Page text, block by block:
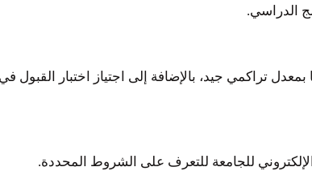
الدراسي.
تراكمي جيد، بالإضافة إلى اجتياز اختبار القبول
للجامعة للتعرف على الشروط المحددة.